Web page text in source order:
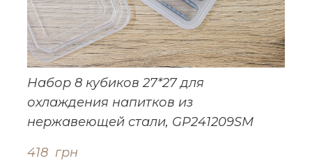
Набор 8 кубиков 27*27 для
охлаждения напитков из
нержавеющей стали, GP241209SM
418  грн